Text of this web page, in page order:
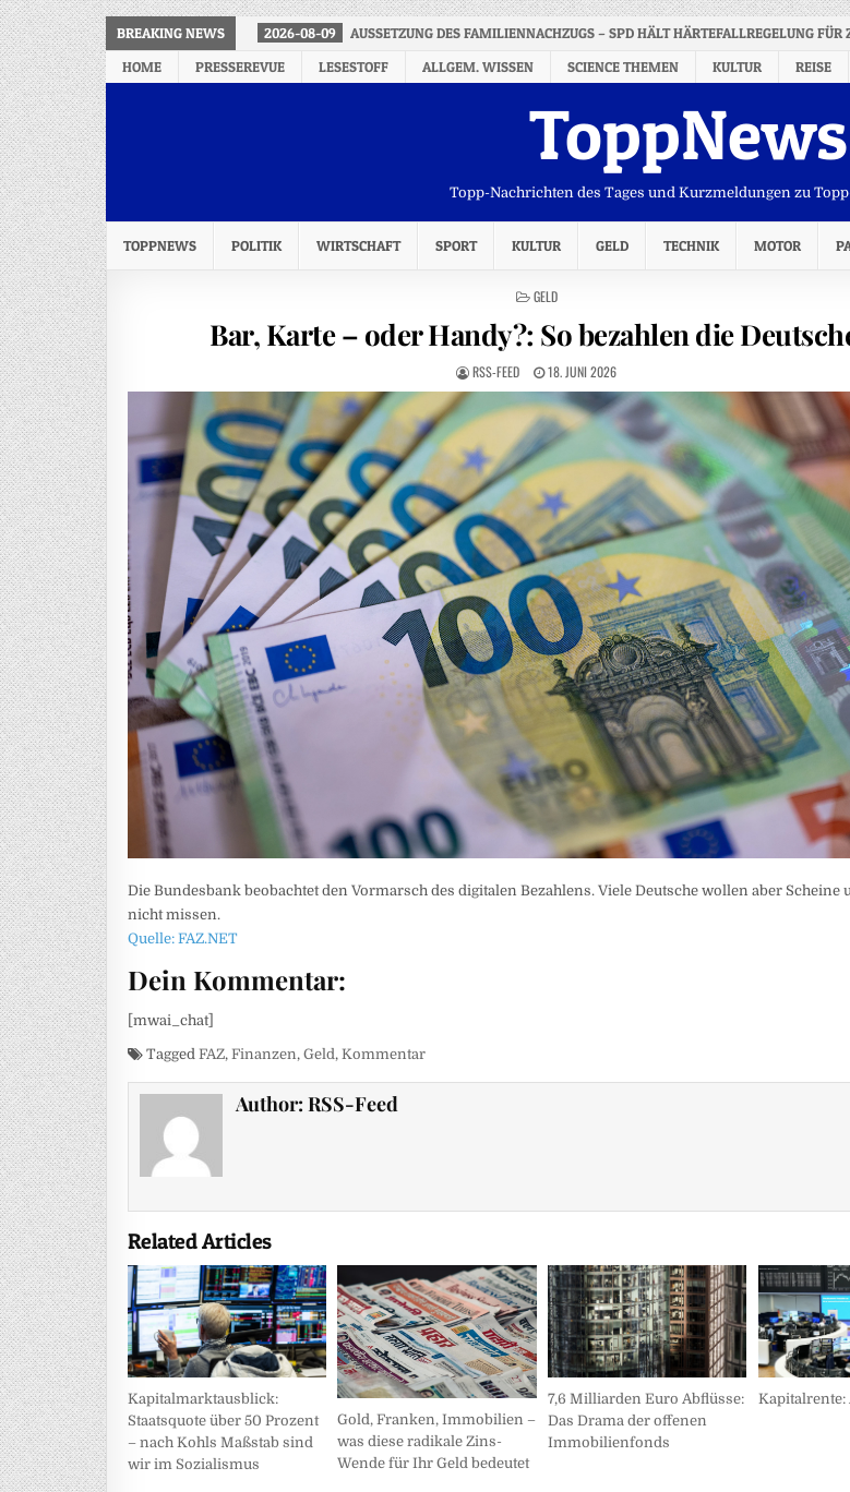
BREAKING NEWS 2026-08-09 AUSSETZUNG DES FAMILIENNACHZUGS – SPD HÄLT HÄRTEFALLREGELUNG FÜR
HOME
PRESSEREVUE LESESTOFF ALLGEM. WISSEN SCIENCE THEMEN KULTUR REISE
Topp-Nachrichten des Tages und Kurzmeldungen zu
TOPPNEWS POLITIK WIRTSCHAFT SPORT KULTUR GELD TECHNIK MOTOR
POSTED
GELD
Bar, Karte – oder Handy?: So bezahlen die
RSS-FEED 18. JUNI 2026
Die Bundesbank beobachtet den Vormarsch des digitalen Bezahlens. Viele Deutsche wollen aber Scheine
nicht missen.
Quelle: FAZ.NET
Dein Kommentar:
[mwai_chat]
Tagged FAZ, Finanzen, Geld, Kommentar
Author:RSS-Feed
Related Articles
Kapitalmarktausblick:
Staatsquote über 50 Prozent
– nach Kohls Maßstab sind
wir im Sozialismus
Gold, Franken, Immobilien –
was diese radikale Zins-
Wende für Ihr Geld bedeutet
7,6 Milliarden Euro Abflüsse:
Das Drama der offenen
Immobilienfonds